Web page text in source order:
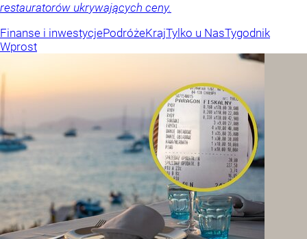
restauratorów ukrywających ceny.
Finanse i inwestycjePodróżeKrajTylko u NasTygodnik
Wprost